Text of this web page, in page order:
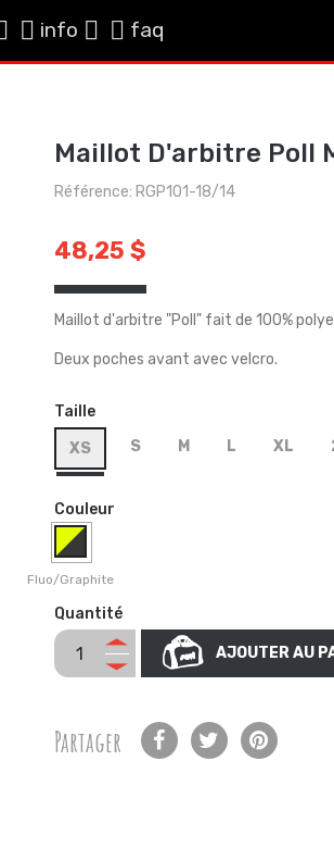
info faq
Maillot D'arbitre Poll
Référence: RGP101-18/14
48,25 $
Maillot d'arbitre "Poll" fait de 100%
Deux poches avant avec velcro.
Taille
XS
S M L XL
Couleur
Fluo/Graphite
Quantité
AJOUTER AU
Partager